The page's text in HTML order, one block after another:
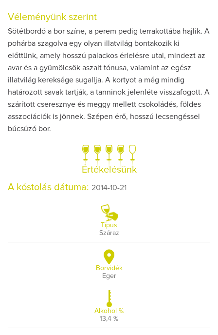
Véleményünk szerint
Sötétbordó a bor színe, a perem pedig terrakottába hajlik. A
pohárba szagolva egy olyan illatvilág bontakozik ki
előttünk, amely hosszú palackos érlelésre utal, mindezt az
avar és a gyümölcsök aszalt tónusa, valamint az egész
illatvilág kereksége sugallja. A kortyot a még mindig
határozott savak tartják, a tanninok jelenléte visszafogott. A
szárított cseresznye és meggy mellett csokoládés, földes
asszociációk is jönnek. Szépen érő, hosszú lecsengéssel
búcsúzó bor.
Értékelésünk
A kóstolás dátuma: 2014-10-21
Típus
Száraz
Borvidék
Eger
Alkohol %
13,4 %